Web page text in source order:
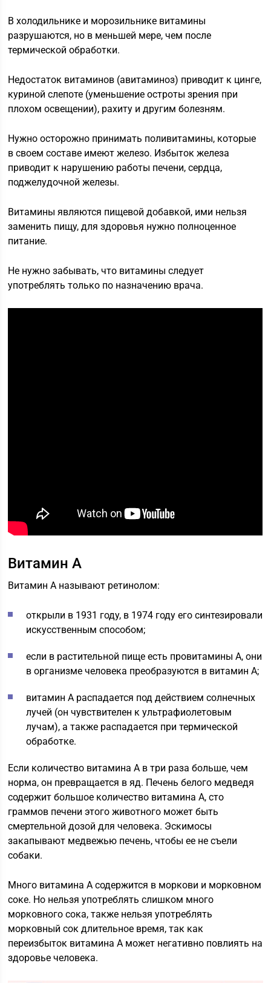
В холодильнике и морозильнике витамины
разрушаются, но в меньшей мере, чем после
термической обработки.
Недостаток витаминов (авитаминоз) приводит к цинге,
куриной слепоте (уменьшение остроты зрения при
плохом освещении), рахиту и другим болезням.
Нужно осторожно принимать поливитамины, которые
в своем составе имеют железо. Избыток железа
приводит к нарушению работы печени, сердца,
поджелудочной железы.
Витамины являются пищевой добавкой, ими нельзя
заменить пищу, для здоровья нужно полноценное
питание.
Не нужно забывать, что витамины следует
употреблять только по назначению врача.
Витамин А
Витамин А называют ретинолом:
открыли в 1931 году, в 1974 году его синтезировали
искусственным способом;
если в растительной пище есть провитамины А, они
в организме человека преобразуются в витамин А;
витамин А распадается под действием солнечных
лучей (он чувствителен к ультрафиолетовым
лучам), а также распадается при термической
обработке.
Если количество витамина А в три раза больше, чем
норма, он превращается в яд. Печень белого медведя
содержит большое количество витамина А, сто
граммов печени этого животного может быть
смертельной дозой для человека. Эскимосы
закапывают медвежью печень, чтобы ее не съели
собаки.
Много витамина А содержится в моркови и морковном
соке. Но нельзя употреблять слишком много
морковного сока, также нельзя употреблять
морковный сок длительное время, так как
переизбыток витамина А может негативно повлиять на
здоровье человека.